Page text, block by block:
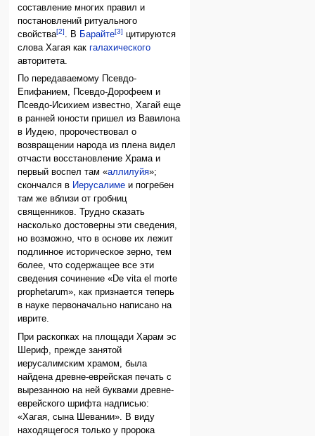
составление многих правил и
постановлений ритуального
свойства[2]. В Барайте[3] цитируются
слова Хагая какгалахического
авторитета.
По передаваемому Псевдо-
Епифанием, Псевдо-Дорофеем и
Псевдо-Исихием известно, Хагай еще
в ранней юности пришел из Вавилона
в Иудею, пророчествовал о
возвращении народа из плена видел
отчасти восстановление Храма и
первый воспел там «аллилуйя»;
скончался в Иерусалиме и погребен
там же вблизи от гробниц
священников. Трудно сказать
насколько достоверны эти сведения,
но возможно, что в основе их лежит
подлинное историческое зерно, тем
более, что содержащее все эти
сведения сочинение «De vita el morte
prophetarum», как признается теперь
в науке первоначально написано на
иврите.
При раскопках на площади Харам эс
Шериф, прежде занятой
иерусалимским храмом, была
найдена древне-еврейская печать с
вырезанною на ней буквами древне-
еврейского шрифта надписью:
«Хагая, сына Шевании». В виду
находящегося только у пророка